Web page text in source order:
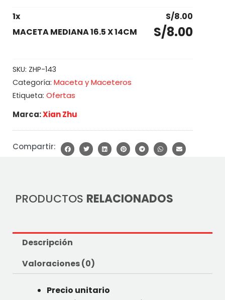
1x S/8.00
MACETA MEDIANA 16.5 X 14CM
S/8.00
SKU: ZHP-143
Categoría: Maceta y Maceteros
Etiqueta: Ofertas
Marca:Xian Zhu
Compartir:
PRODUCTOS RELACIONADOS
Descripción
Valoraciones (0)
Precio unitario